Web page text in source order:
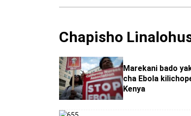
Chapisho
Marekani bado
cha Ebola
Kenya